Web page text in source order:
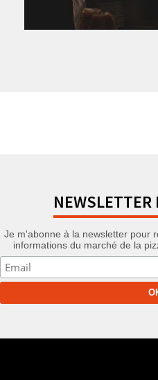
NEWSLETTER
Je m'abonne à la newsletter pour
informations du marché de la